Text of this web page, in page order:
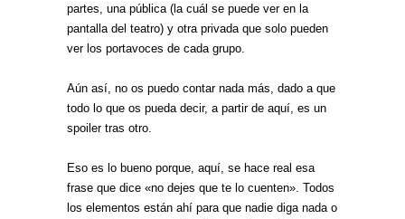
partes, una pública (la cuál se puede ver en la
pantalla del teatro) y otra privada que solo pueden
ver los portavoces de cada grupo.
Aún así, no os puedo contar nada más, dado a que
todo lo que os pueda decir, a partir de aquí, es un
spoiler tras otro.
Eso es lo bueno porque, aquí, se hace real esa
frase que dice «no dejes que te lo cuenten». Todos
los elementos están ahí para que nadie diga nada o